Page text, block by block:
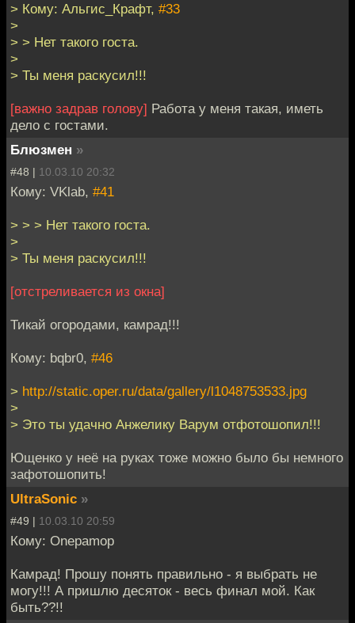
> Кому: Альгис_Крафт, #33
>
> > Нет такого госта.
>
> Ты меня раскусил!!!
[важно задрав голову] Работа у меня такая, иметь
дело с гостами.
Блюзмен »
#48 | 10.03.10 20:32
Кому: VKlab, #41
> > > Нет такого госта.
>
> Ты меня раскусил!!!
[отстреливается из окна]
Тикай огородами, камрад!!!
Кому: bqbr0, #46
> http://static.oper.ru/data/gallery/l1048753533.jpg
>
> Это ты удачно Анжелику Варум отфотошопил!!!
Ющенко у неё на руках тоже можно было бы немного
зафотошопить!
UltraSonic »
#49 | 10.03.10 20:59
Кому: Onepamop
Камрад! Прошу понять правильно - я выбрать не
могу!!! А пришлю десяток - весь финал мой. Как
быть??!!